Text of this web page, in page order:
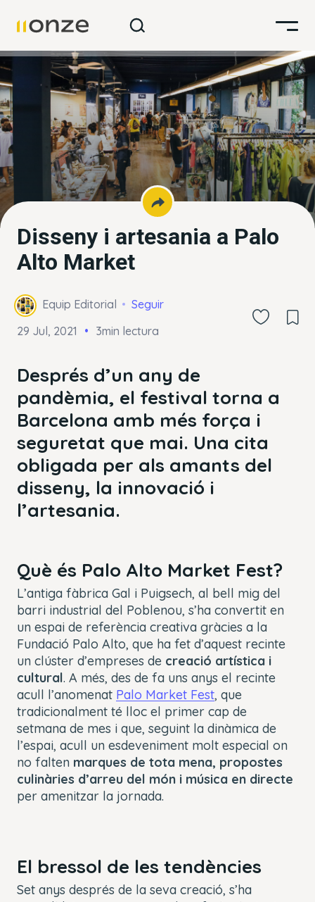
Disseny i artesania a Palo
Alto Market
Equip Editorial
Seguir
29 Jul, 2021
3min lectura
Després d’un any de
pandèmia, el festival torna a
Barcelona amb més força i
seguretat que mai. Una cita
obligada per als amants del
disseny, la innovació i
l’artesania.
Què és Palo Alto Market Fest?
L’antiga fàbrica Gal i Puigsech, al bell mig del
barri industrial del Poblenou, s’ha convertit en
un espai de referència creativa gràcies a la
Fundació Palo Alto, que ha fet d’aquest recinte
un clúster d’empreses de creació artística i
cultural. A més, des de fa uns anys el recinte
acull l’anomenat Palo Market Fest, que
tradicionalment té lloc el primer cap de
setmana de mes i que, seguint la dinàmica de
l’espai, acull un esdeveniment molt especial on
no falten marques de tota mena, propostes
culinàries d’arreu del món i música en directe
per amenitzar la jornada.
El bressol de les tendències
Set anys després de la seva creació, s’ha